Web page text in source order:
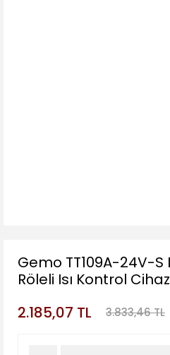
Gemo TT109A-24V-
Röleli Isı Kontrol
2.185,07 TL
3.833,46 TL